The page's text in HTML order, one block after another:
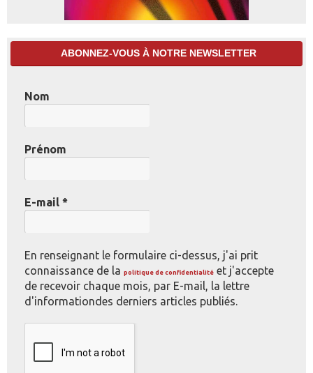
ABONNEZ-VOUS À NOTRE NEWSLETTER
Nom
Prénom
E-mail *
En renseignant le formulaire ci-dessus, j'ai prit
connaissance de la politique de confidentialité et j'accepte
de recevoir chaque mois, par E-mail, la lettre
d'informationdes derniers articles publiés.